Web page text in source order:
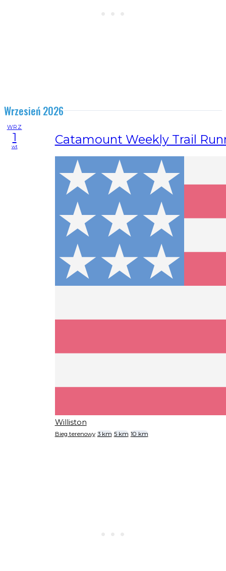
Wrzesień 2026
WRZ
1
wt Catamount Weekly Trail
Williston
Bieg terenowy 3 km 5 km 10 km